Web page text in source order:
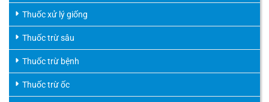
Thuốc xử lý giống
Thuốc trừ sâu
Thuốc trừ bệnh
Thuốc trừ ốc